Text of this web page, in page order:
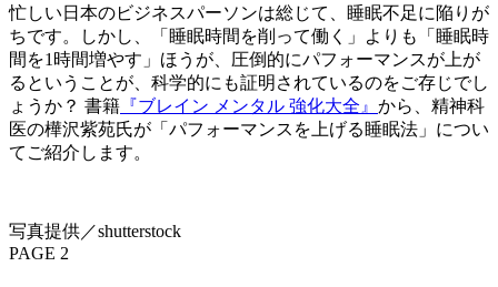
忙しい日本のビジネスパーソンは総じて、睡眠不足に陥りが
ちです。しかし、「睡眠時間を削って働く」よりも「睡眠時
間を1時間増やす」ほうが、圧倒的にパフォーマンスが上が
るということが、科学的にも証明されているのをご存じでし
ょうか？ 書籍 『ブレイン メンタル 強化大全』 から、精神科
医の樺沢紫苑氏が「パフォーマンスを上げる睡眠法」につい
てご紹介します。
写真提供／shutterstock
PAGE 2